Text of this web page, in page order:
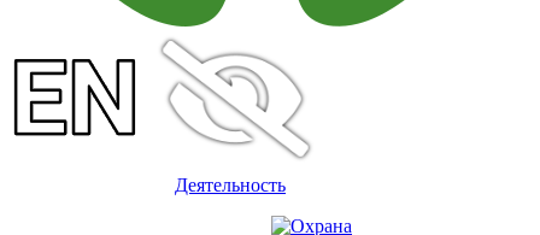
Деятельность